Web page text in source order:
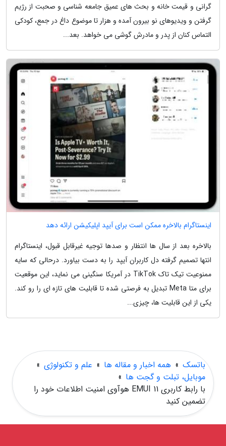
گرانی و قیمت خانه و بحث های عمیق جامعه شناسی و صحبت از رژیم
گرفتن و ویدیوهای نو بیرون آمده و هزار تا موضوع داغ در جمع، کودکی
التماس کنان از پدر و مادرش گوشی می خواهد. بعد...
اینستاگرام بالاخره ممکن است برای آیپد اپلیکیشن ارائه دهد
بالاخره بعد از سال ها انتظار و صدها توجیه غیرقابل قبول، اینستاگرام
انتها تصمیم گرفته دل کاربران آیپد را به دست بیاورد. درحالی که سایه
ممنوعیت تیک تاک TikTok در آمریکا سنگینی می نماید، این موقعیت
برای متا Meta تبدیل به فرصتی شده تا قابلیت های تازه ای را رو کند.
یکی از این قابلیت ها، چیزی...
باتسک » همه اخبار و مقاله ها » علم و تکنولوژی »
موبایل، تبلت و گجت ها »
با رابط کاربری EMUI 11 هوآوی امنیت اطلاعات خود را
تضمین کنید